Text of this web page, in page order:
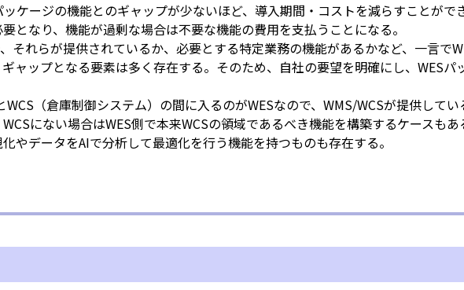
ケージの機能とのギャップが少ないほど、導入期間・コストを減らすことがで
となり、機能が過剰な場合は不要な機能の費用を支払うことになる。
それらが提供されているか、必要とする特定業務の機能があるかなど、一言で
ャップとなる要素は多く存在する。そのため、自社の要望を明確にし、WESパ
（倉庫制御システム）の間に入るのがWESなので、WMS/WCSが提供して
にない場合はWES側で本来WCSの領域であるべき機能を構築するケースもあ
やデータをAIで分析して最適化を行う機能を持つものも存在する。